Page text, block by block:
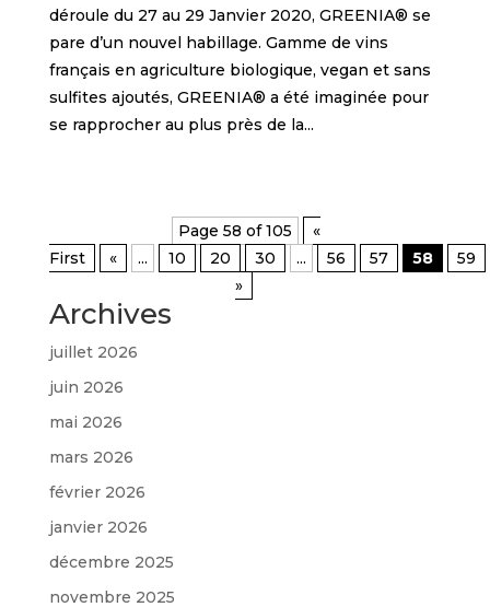
déroule du 27 au 29 Janvier 2020, GREENIA® se
pare d’un nouvel habillage. Gamme de vins
français en agriculture biologique, vegan et sans
sulfites ajoutés, GREENIA® a été imaginée pour
se rapprocher au plus près de la...
Page 58 of 105
«
First
« ... 10 20 30 ... 56 57 58
59
»
Archives
juillet 2026
juin 2026
mai 2026
mars 2026
février 2026
janvier 2026
décembre 2025
novembre 2025